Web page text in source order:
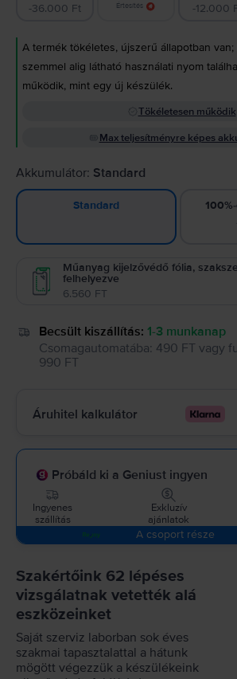
-36.000 Ft Értesítés -12.000
A termék tökéletes, újszerű állapotban van;
szemmel alig látható használati nyom
működik, mint egy új készülék.
Tökéletesen működik
Max teljesítményre képes
Akkumulátor: Standard
Standard
Műanyag kijelzővédő fólia,
felhelyezve
6.560 FT
Becsült kiszállítás: 1-3 munkanap
Csomagautomatába: 490 FT vagy
990 FT
Áruhitel kalkulátor
Próbáld ki a Geniust ingyen
Ingyenes
szállítás
Exkluzív
ajánlatok
A csoport része
Szakértőink 62 lépéses
vizsgálatnak vetették alá
eszközeinket
Saját szerviz laborban sok éves
szakmai tapasztalattal a hátunk
mögött végezzük a készülékeink